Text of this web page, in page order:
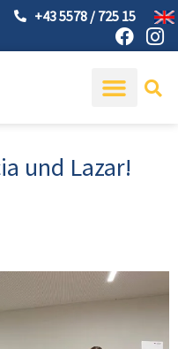
+43 5578 / 725 15
und Lazar!